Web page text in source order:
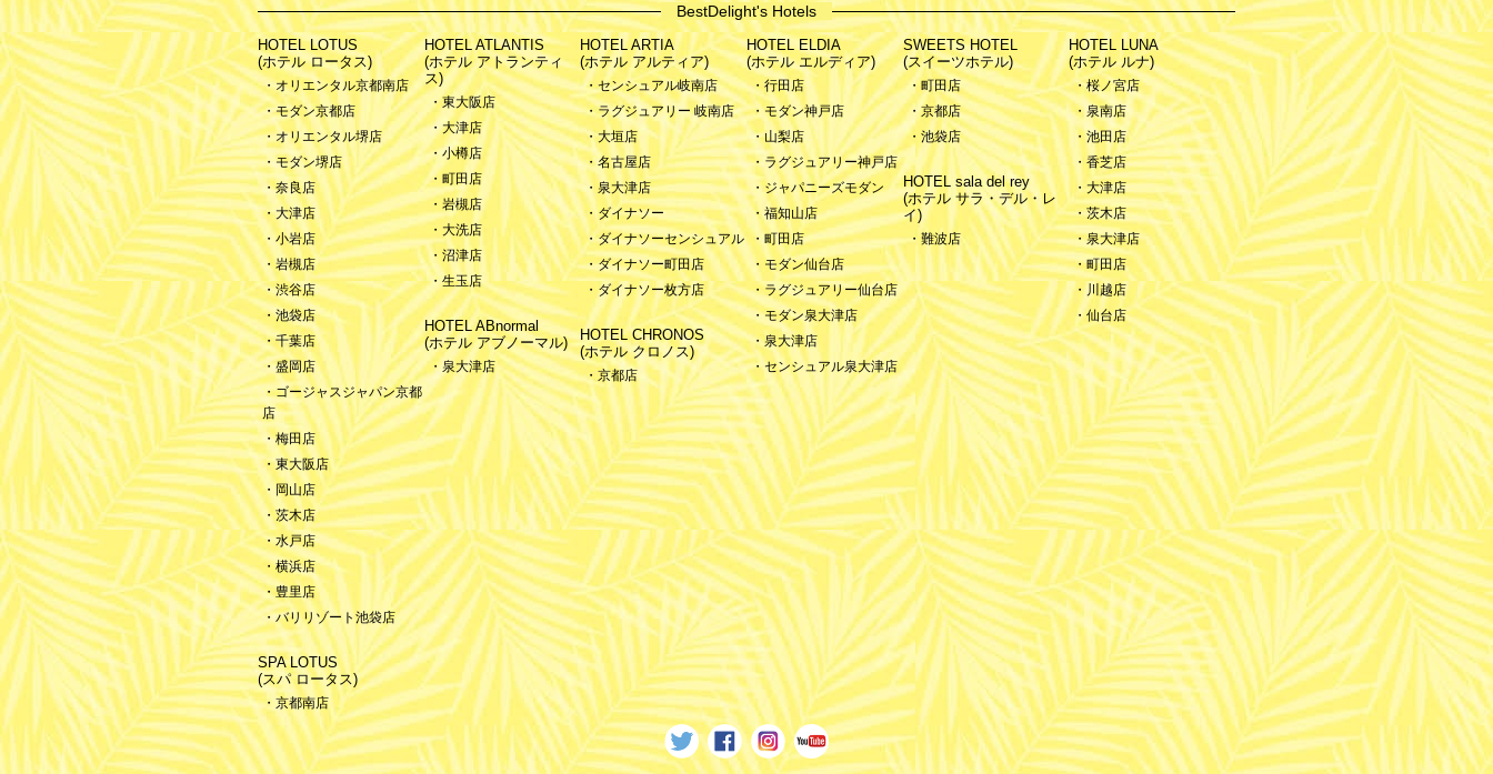
BestDelight's Hotels
HOTEL LOTUS
(ホテル ロータス)
・オリエンタル京都南店
・モダン京都店
・オリエンタル堺店
・モダン堺店
・奈良店
・大津店
・小岩店
・岩槻店
・渋谷店
・池袋店
・千葉店
・盛岡店
・ゴージャスジャパン京都
店
・梅田店
・東大阪店
・岡山店
・茨木店
・水戸店
・横浜店
・豊里店
・バリリゾート池袋店
SPA LOTUS
(スパ ロータス)
・京都南店
HOTEL ATLANTIS
(ホテル アトランティ
ス)
・東大阪店
・大津店
・小樽店
・町田店
・岩槻店
・大洗店
・沼津店
・生玉店
HOTEL ABnormal
(ホテル アブノーマル)
・泉大津店
HOTEL ARTIA
(ホテル アルティア)
・センシュアル岐南店
・ラグジュアリー 岐南店
・大垣店
・名古屋店
・泉大津店
・ダイナソー
・ダイナソーセンシュアル
・ダイナソー町田店
・ダイナソー枚方店
HOTEL CHRONOS
(ホテル クロノス)
・京都店
HOTEL ELDIA
(ホテル エルディア)
・行田店
・モダン神戸店
・山梨店
・ラグジュアリー神戸店
・ジャパニーズモダン
・福知山店
・町田店
・モダン仙台店
・ラグジュアリー仙台店
・モダン泉大津店
・泉大津店
・センシュアル泉大津店
SWEETS HOTEL
(スイーツホテル)
・町田店
・京都店
・池袋店
HOTEL sala del rey
(ホテル サラ・デル・レ
イ)
・難波店
HOTEL LUNA
(ホテル ルナ)
・桜ノ宮店
・泉南店
・池田店
・香芝店
・大津店
・茨木店
・泉大津店
・町田店
・川越店
・仙台店